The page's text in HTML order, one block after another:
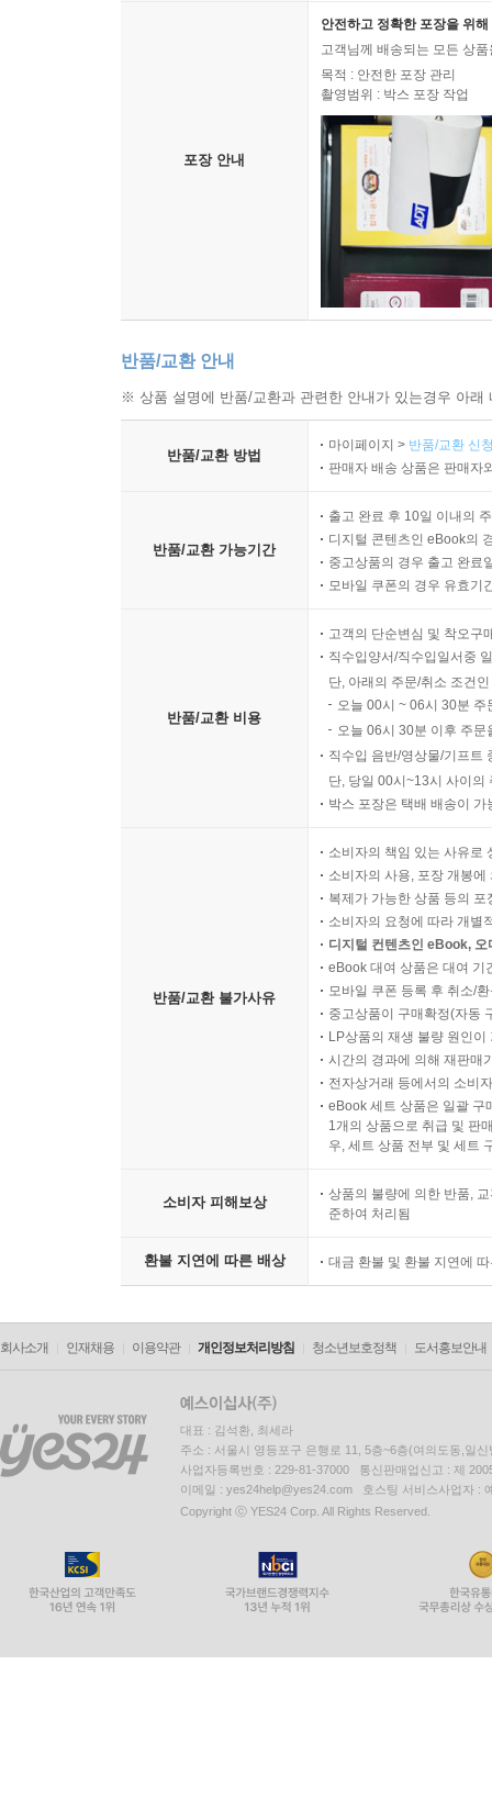
포장 안내
안전하고 정확한 포장을 위
고객님께 배송되는 모든 상
목적 : 안전한 포장 관리
촬영범위 : 박스 포장 작업
반품/교환 안내
※ 상품 설명에 반품/교환과 관련한 안내가 있는경우 아
반품/교환 방법
마이페이지 > 반품/교환 신
판매자 배송 상품은 판매자
반품/교환 가능기간
출고 완료 후 10일 이내의
디지털 콘텐츠인 eBook의
중고상품의 경우 출고 완료
모바일 쿠폰의 경우 유효기
반품/교환 비용
고객의 단순변심 및 착오구
직수입양서/직수입일서중
단, 아래의 주문/취소 조건
오늘 00시 ~ 06시 30분
오늘 06시 30분 이후 주
직수입 음반/영상물/기프트
단, 당일 00시~13시 사이의
박스 포장은 택배 배송이
반품/교환 불가사유
소비자의 책임 있는 사유로
소비자의 사용, 포장 개봉
복제가 가능한 상품 등의
소비자의 요청에 따라 개별
디지털 컨텐츠인 eBook,
eBook 대여 상품은 대여 기
모바일 쿠폰 등록 후 취소/
중고상품이 구매확정(자동
LP상품의 재생 불량 원인
시간의 경과에 의해 재판매
전자상거래 등에서의 소비
eBook 세트 상품은 일괄 구
1개의 상품으로 취급 및 판
우, 세트 상품 전부 및 세트
소비자 피해보상
상품의 불량에 의한 반품,
준하여 처리됨
환불 지연에 따른 배상 대금 환불 및 환불 지연에
회사소개 인재채용 이용약관 개인정보처리방침 청소년보호정책 도서홍보안내
대표 : 김석환, 최세라
주소 : 서울시 영등포구 은행로 11, 5층~6층(여의도동,일신
사업자등록번호 : 229-81-37000 통신판매업신고 : 제
이메일 : yes24help@yes24.com 호스팅 서비스사업자 :
Copyright ⓒ YES24 Corp. All Rights Reserved.